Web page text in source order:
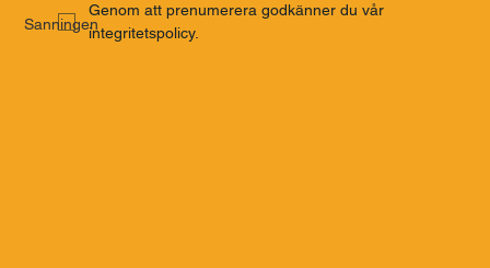
Sanningen
Genom att prenumerera godkänner du vår
integritetspolicy.